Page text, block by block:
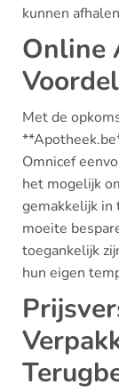
kunnen
Online
Met de
Omnicef
het mogelijk
gemakkelijk in
moeite
toegankelijk
hun eigen